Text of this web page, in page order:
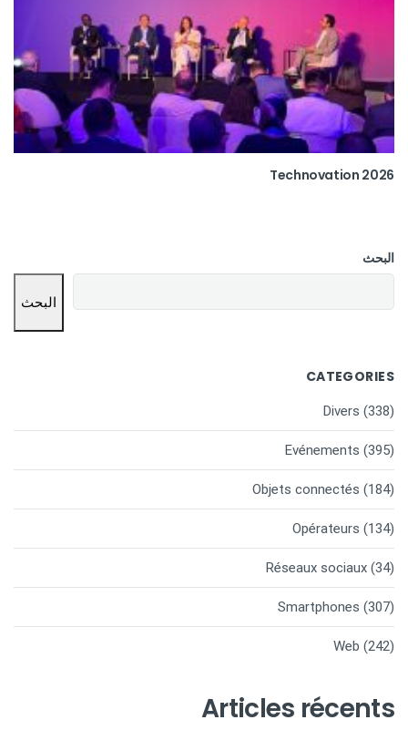
Technovation 2026
البحث
البحث
CATEGORIES
Divers (338)
Evénements (395)
Objets connectés (184)
Opérateurs (134)
Réseaux sociaux (34)
Smartphones (307)
Web (242)
Articles récents